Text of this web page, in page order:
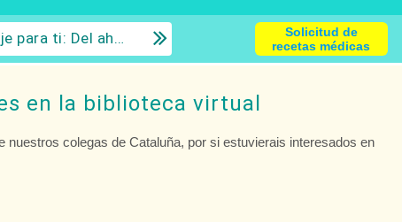
con sentido común.
Solicitud de
recetas médicas
en la biblioteca virtual
colegas de Cataluña, por si estuvierais interesados en